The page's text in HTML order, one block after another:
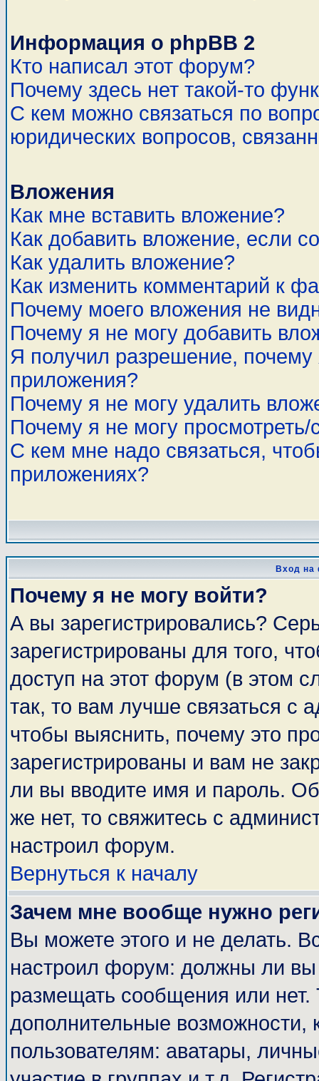
Информация о phpBB 2
Кто написал этот форум?
Почему здесь нет такой-то
С кем можно связаться по
юридических вопросов,
Вложения
Как мне вставить вложение?
Как добавить вложение, если
Как удалить вложение?
Как изменить комментарий к
Почему моего вложения не
Почему я не могу добавить
Я получил разрешение,
приложения?
Почему я не могу удалить
Почему я не могу просмотреть/
С кем мне надо связаться,
приложениях?
Вход на
Почему я не могу войти?
А вы зарегистрировались?
зарегистрированы для того,
доступ на этот форум (в этом
так, то вам лучше связаться с
чтобы выяснить, почему это
зарегистрированы и вам не
ли вы вводите имя и пароль.
же нет, то свяжитесь с
настроил форум.
Вернуться к началу
Зачем мне вообще нужно
Вы можете этого и не делать.
настроил форум: должны ли вы
размещать сообщения или
дополнительные
пользователям: аватары,